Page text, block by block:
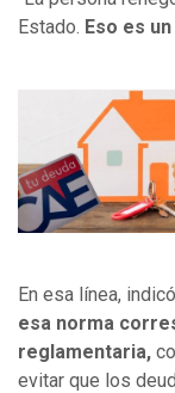
Estado. Eso es
En esa línea,
esa norma
reglamentaria,
evitar que los